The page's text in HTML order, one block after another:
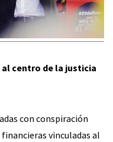
centro de la justicia
con conspiración
vinculadas al